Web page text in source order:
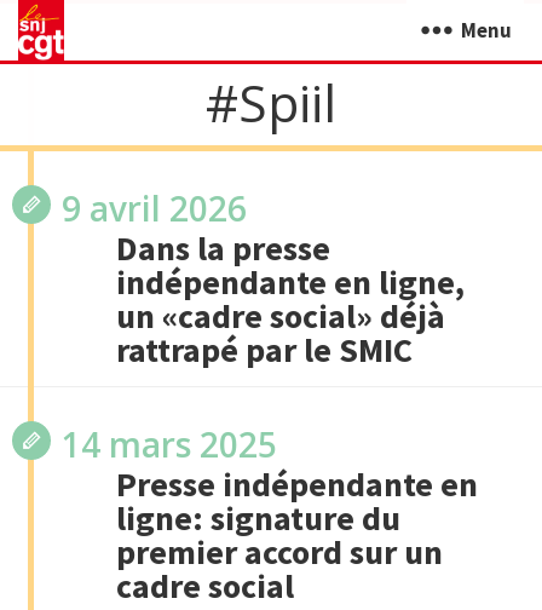
Menu
#Spiil
9 avril 2026
Dans la presse
indépendante en ligne,
un «cadre social» déjà
rattrapé par le SMIC
14 mars 2025
Presse indépendante en
ligne: signature du
premier accord sur un
cadre social